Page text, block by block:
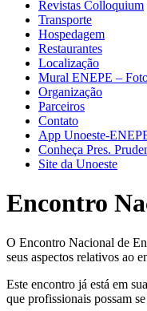
Revistas Colloquium
Transporte
Hospedagem
Restaurantes
Localização
Mural ENEPE –
Organização
Parceiros
Contato
App Unoeste-
Conheça Pres.
Site da Unoeste
Encontro
O Encontro Nacional de
seus aspectos relativos ao
Este encontro já está em
que profissionais possam